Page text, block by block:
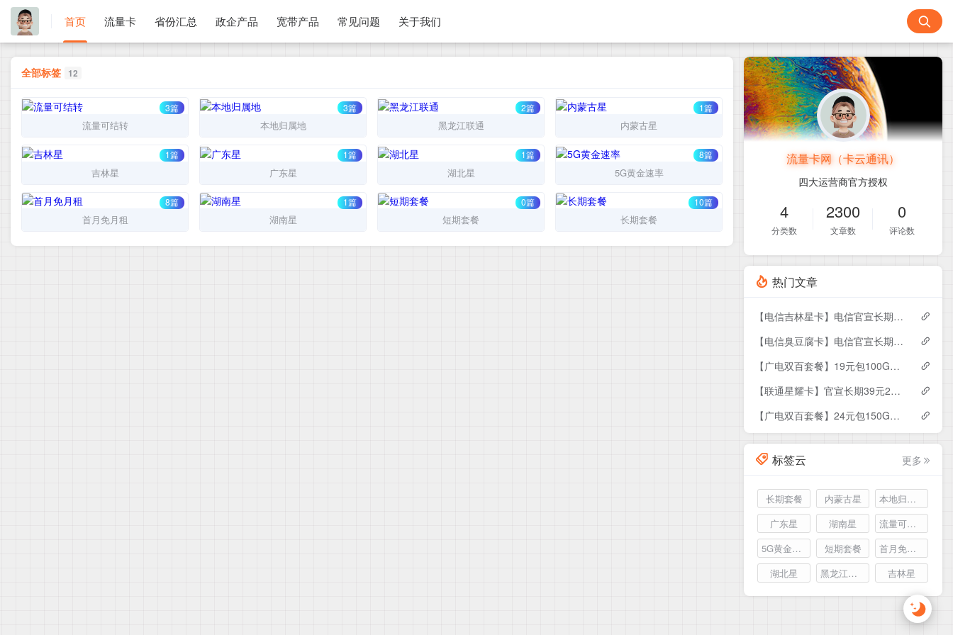
首页 流量卡 省份汇总 政企产品 宽带产品 常见问题 关于我们
全部标签 12
3篇
流量可结转
3篇
本地归属地
2篇
黑龙江联通
1篇
内蒙古星
1篇
吉林星
1篇
广东星
1篇
湖北星
8篇
5G黄金速率
8篇
首月免月租
1篇
湖南星
0篇
短期套餐
10篇
长期套餐
流量卡网（卡云通讯）
四大运营商官方授权
4
分类数
2300
文章数
0
评论数
热门文章
【电信吉林星卡】电信官宣长期29元185G流量+100分钟通话，首月免月租
【电信臭豆腐卡】电信官宣长期29元185G流量+100分钟通话，首月免月租
【广电双百套餐】19元包100G流量+100分钟通话，首月免月租
【联通星耀卡】官宣长期39元215G全国流量+100分钟通话
【广电双百套餐】24元包150G流量+150分钟通话，首月免月租
标签云 更多
长期套餐 内蒙古星
本地归属地
广东星
湖南星
流量可结转
5G黄金速率
短期套餐
首月免月租
湖北星
黑龙江联通 吉林星